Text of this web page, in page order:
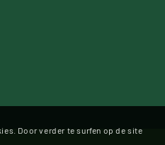
Door verder te surfen op de site